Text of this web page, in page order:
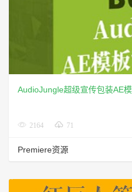
AudioJungle超级宣传包装AE
2164 71
Premiere资源